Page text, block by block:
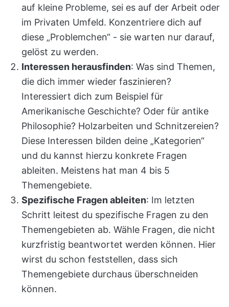
auf kleine Probleme, sei es auf der Arbeit oder
im Privaten Umfeld. Konzentriere dich auf
diese „Problemchen“ - sie warten nur darauf,
gelöst zu werden.
Interessen herausfinden: Was sind Themen,
die dich immer wieder faszinieren?
Interessiert dich zum Beispiel für
Amerikanische Geschichte? Oder für antike
Philosophie? Holzarbeiten und Schnitzereien?
Diese Interessen bilden deine „Kategorien“
und du kannst hierzu konkrete Fragen
ableiten. Meistens hat man 4 bis 5
Themengebiete.
Spezifische Fragen ableiten: Im letzten
Schritt leitest du spezifische Fragen zu den
Themengebieten ab. Wähle Fragen, die nicht
kurzfristig beantwortet werden können. Hier
wirst du schon feststellen, dass sich
Themengebiete durchaus überschneiden
können.